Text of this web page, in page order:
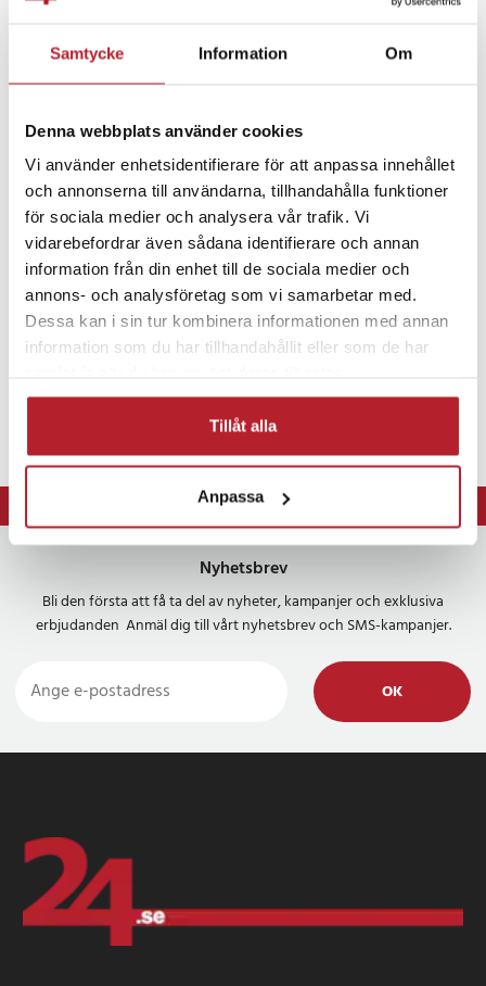
Samtycke Information Om
Denna webbplats använder cookies
Vi använder enhetsidentifierare för att anpassa innehållet
och annonserna till användarna, tillhandahålla funktioner
för sociala medier och analysera vår trafik. Vi
vidarebefordrar även sådana identifierare och annan
information från din enhet till de sociala medier och
annons- och analysföretag som vi samarbetar med.
Dessa kan i sin tur kombinera informationen med annan
information som du har tillhandahållit eller som de har
Tillåt alla
Anpassa
Batterier & batteriladdare
Övriga batterier Rea 50-99 Kronor
Hemelektronik
⭐ 365 dagars öppet köp
Nyhetsbrev
Bli den första att få ta del av nyheter, kampanjer och exklusiva
erbjudanden Anmäl dig till vårt nyhetsbrev och SMS-kampanjer.
OK